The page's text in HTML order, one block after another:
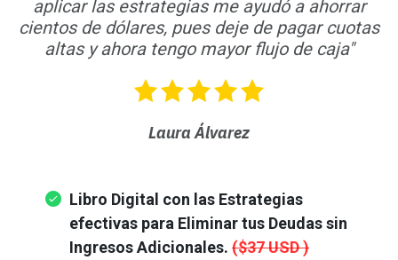
aplicar las estrategias me ayudó a ahorrar
cientos de dólares, pues deje de pagar cuotas
altas y ahora tengo mayor flujo de caja"
Laura Álvarez
Libro Digital con las Estrategias
efectivas para Eliminar tus Deudas sin
Ingresos Adicionales. ($37 USD )